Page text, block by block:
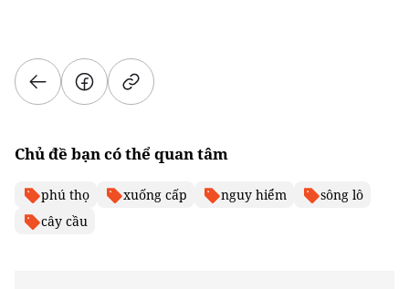
Chủ đề bạn có thể quan tâm
phú thọ xuống cấp nguy hiểm
sông lô
cây cầu